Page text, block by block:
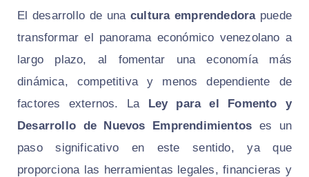
El desarrollo de una cultura emprendedorapuede
transformar el panorama económico venezolano a
largo plazo, al fomentar una economía más
dinámica, competitiva y menos dependiente de
factores externos. La Ley para el Fomento y
Desarrollo de Nuevos Emprendimientos es un
paso significativo en este sentido, ya que
proporciona las herramientas legales, financieras y